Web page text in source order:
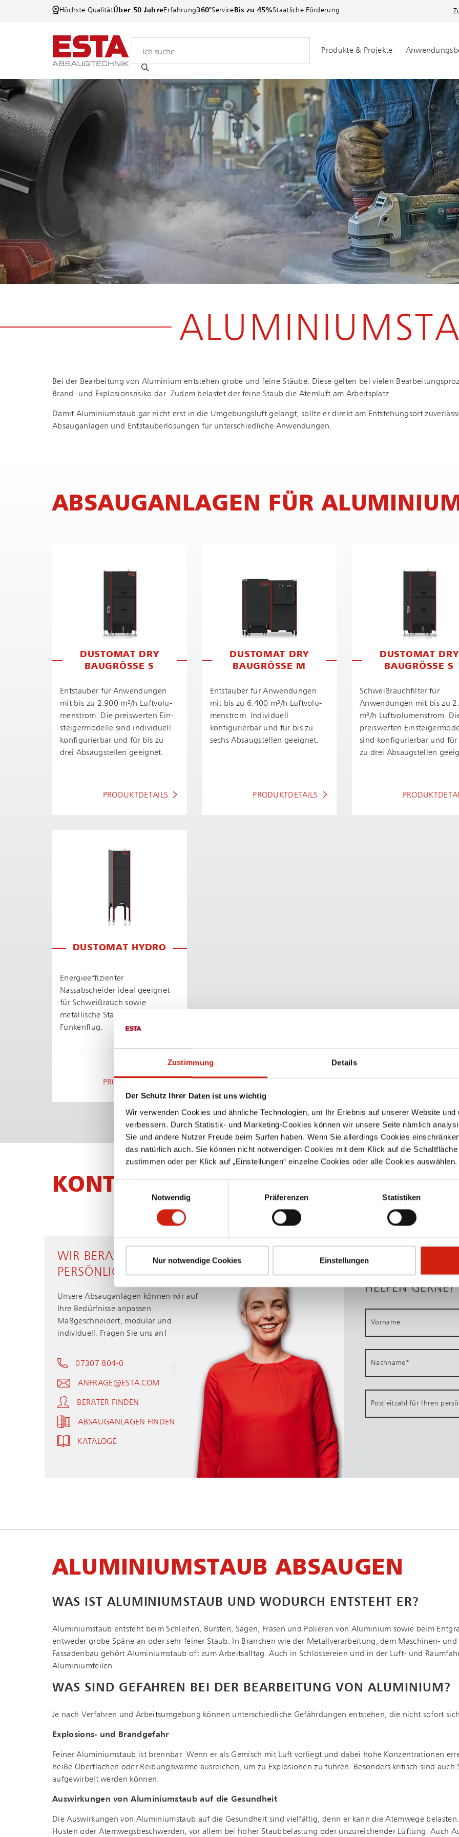
Zustimmung Details
Der Schutz Ihrer Daten ist uns wichtig
Wir verwenden Cookies und ähnliche Technologien, um Ihr Erlebnis auf unserer Website
verbessern. Durch Statistik- und Marketing-Cookies können wir unsere Seite nämlich
Sie und andere Nutzer Freude beim Surfen haben. Wenn Sie allerdings Cookies
das natürlich auch. Sie können nicht notwendigen Cookies mit dem Klick auf die Schaltfläche
zustimmen oder per Klick auf „Einstellungen“ einzelne Cookies oder alle Cookies auswählen.
Notwendig
Präferenzen Statistiken
Nur notwendige Cookies Einstellungen
Höchste QualitätÜber 50 JahreErfahrung360°Service Bis zu 45%Staatliche Förderung
Produkte & Projekte
Bei der Bearbeitung von Aluminium entstehen grobe und feine Stäube. Diese gelten bei vielen
Brand- und Ex­plo­si­ons­ri­si­ko dar. Zudem belastet der feine Staub die Atemluft am Arbeitsplatz.
Damit Aluminiumstaub gar nicht erst in die Umgebungsluft gelangt, sollte er direkt am Entstehungsort
Absauganlagen und Ent­stau­ber­lö­sun­gen für un­ter­schied­li­che Anwendungen.
ABSAUGANLAGEN FÜR
DUSTOMAT DRY
BAUGRÖSSE S
Entstauber für Anwendungen
mit bis zu 2.900 m³/h Luft­vo­lu­
men­strom. Die preiswerten Ein­
stei­ger­mo­del­le sind individuell
konfigurierbar und für bis zu
drei Absaugstellen geeignet.
PRODUKTDETAILS
DUSTOMAT DRY
BAUGRÖSSE M
Entstauber für Anwendungen
mit bis zu 6.400 m³/h Luft­vo­lu­
men­strom. Individuell
konfigurierbar und für bis zu
sechs Absaugstellen geeignet.
PRODUKTDETAILS
DUSTOMAT DRY
BAUGRÖSSE S
Schwei­ßrauch­fil­ter für
Anwendungen mit bis zu
m³/h Luft­vo­lu­men­strom.
preiswerten
sind konfigurierbar und für
zu drei Absaugstellen
DUSTOMAT HYDRO
En­er­gie­ef­fi­zi­en­ter
Nassabscheider ideal geeignet
für Schweißrauch sowie
metallische Stäube und
Funkenflug.
PRODUKTDETAILS
KONTAKT
WIR BERATEN SIE GERNE
PERSÖNLICH
Unsere Absauganlagen können wir auf
Ihre Bedürfnisse anpassen.
Maßgeschneidert, modular und
individuell. Fragen Sie uns an!
07307 804-0
ANFRAGE@ESTA.COM
BERATER FINDEN
ABSAUGANLAGEN FINDEN
KATALOGE
SIE HABEN
PRODUKTEN
HELFEN GERNE!
Vorname
Nachname*
Postleitzahl für Ihren
ALUMINIUMSTAUB ABSAUGEN
WAS IST ALUMINIUMSTAUB UND WODURCH ENTSTEHT ER?
Aluminiumstaub entsteht beim Schleifen, Bürsten, Sägen, Fräsen und Polieren von Aluminium sowie beim
entweder grobe Späne an oder sehr feiner Staub. In Branchen wie der Me­tall­ver­ar­bei­tung, dem Maschinen-
Fassadenbau gehört Aluminiumstaub oft zum Arbeitsalltag. Auch in Schlossereien und in der Luft- und
Aluminiumteilen.
WAS SIND GEFAHREN BEI DER BEARBEITUNG VON ALUMINIUM?
Je nach Verfahren und Arbeitsumgebung können un­ter­schied­li­che Gefährdungen entstehen, die nicht sofort
Explosions- und Brandgefahr
Feiner Aluminiumstaub ist brennbar. Wenn er als Gemisch mit Luft vorliegt und dabei hohe Konzentrationen
heiße Oberflächen oder Reibungswärme ausreichen, um zu Explosionen zu führen. Besonders kritisch sind
aufgewirbelt werden können.
Auswirkungen von Aluminiumstaub auf die Gesundheit
Die Auswirkungen von Aluminiumstaub auf die Gesundheit sind vielfältig, denn er kann die Atemwege
Husten oder Atem­wegs­be­schwer­den, vor allem bei hoher Staubbelastung oder unzureichender Lüftung. Auch